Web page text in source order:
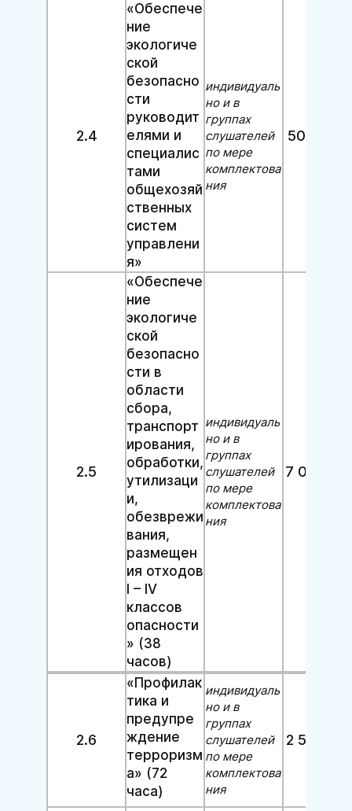
2.4
«Обеспече
ние
экологиче
ской
безопасно
сти
руководит
елями и
специалис
тами
общехозяй
ственных
систем
управлени
я»
индивидуаль
но и в
группах
слушателей
по мере
комплектова
ния
5000
2.5
«Обеспече
ние
экологиче
ской
безопасно
сти в
области
сбора,
транспорт
ирования,
обработки,
утилизаци
и,
обезврежи
вания,
размещен
ия отходов
I – IV
классов
опасности
» (38
часов)
индивидуаль
но и в
группах
слушателей
по мере
комплектова
ния
7 000
2.6
«Профилак
тика и
предупре
ждение
терроризм
а» (72
часа)
индивидуаль
но и в
группах
слушателей
по мере
комплектова
ния
2 500